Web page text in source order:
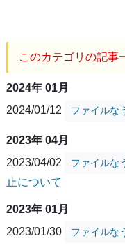
このカテゴリの記事
2024年 01月
2024/01/12
ファイルな
2023年 04月
2023/04/02
ファイルな
止について
2023年 01月
2023/01/30
ファイルな